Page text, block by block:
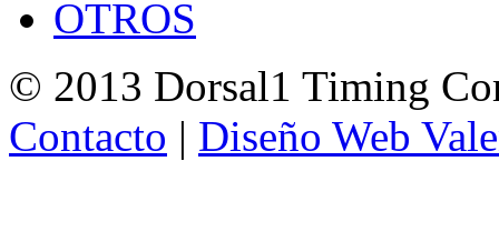
OTROS
© 2013 Dorsal1 Timing
Contacto | Diseño Web